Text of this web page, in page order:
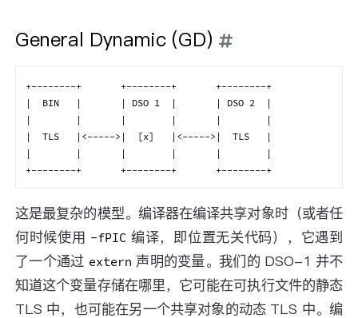
General Dynamic (GD)
+--------+       +--------+       +--------+
|  BIN   |       | DSO 1  |       | DSO 2  |
|        |       |        |       |        |
|  TLS   |<----->|  [x]   |<----->|  TLS   |
|        |       |        |       |        |
这是最复杂的模型。编译器在编译共享对象时（或者任
何时候使用 -fPIC 编译，即位置无关代码），它遇到
了一个通过 extern 声明的变量。我们的 DSO-1 并不
知道这个变量存储在哪里，它可能在可执行文件的静态
TLS 中，也可能在另一个共享对象的动态 TLS 中。编